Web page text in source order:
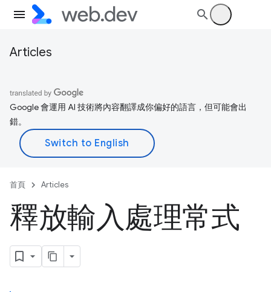
Articles
Google 會運用 AI 技術將內容翻譯成你偏好的語言，但可能會出
錯。
首頁 Articles
釋放輸入處理常式